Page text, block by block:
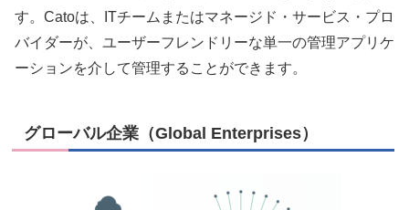
す。Catoは、ITチームまたはマネージド・サービス・プロ
バイダーが、ユーザーフレンドリーな単一の管理アプリケ
ーションを介して管理することができます。
グローバル企業（Global Enterprises）